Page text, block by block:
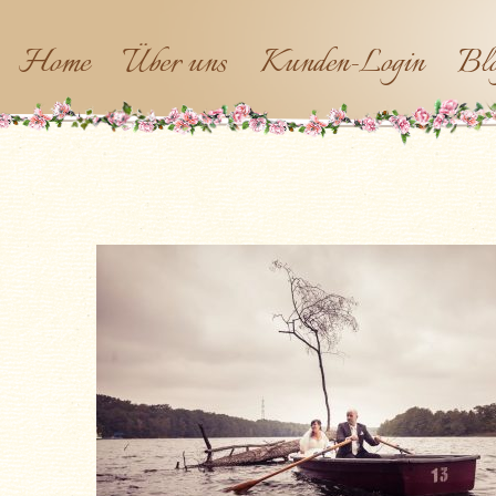
Home Über uns Kunden-Login